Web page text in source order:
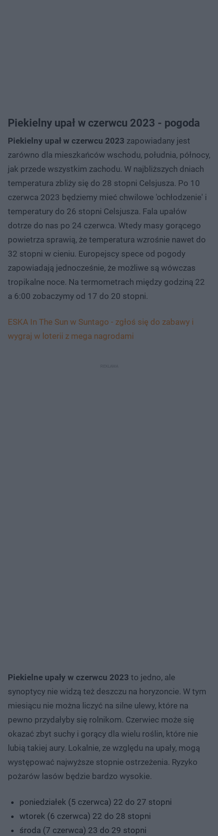
Piekielny upał w czerwcu 2023 - pogoda
Piekielny upał w czerwcu 2023 zapowiadany jest
zarówno dla mieszkańców wschodu, południa, północy,
jak przede wszystkim zachodu. W najbliższych dniach
temperatura zbliży się do 28 stopni Celsjusza. Po 10
czerwca 2023 będziemy mieć chwilowe 'ochłodzenie' i
temperatury do 26 stopni Celsjusza. Fala upałów
dotrze do nas po 24 czerwca. Wtedy masy gorącego
powietrza sprawią, że temperatura wzrośnie nawet do
32 stopni w cieniu. Europejscy spece od pogody
zapowiadają jednocześnie, że możliwe są wówczas
tropikalne noce. Na termometrach między godziną 22
a 6:00 zobaczymy od 17 do 20 stopni.
ESKA In The Sun w Suntago - zgłoś się do zabawy i
wygraj w loterii z mega nagrodami
Piekielne upały w czerwcu 2023 to jedno, ale
synoptycy nie widzą też deszczu na horyzoncie. W tym
miesiącu nie można liczyć na silne ulewy, które na
pewno przydałyby się rolnikom. Czerwiec może się
okazać zbyt suchy i gorący dla wielu roślin, które nie
lubią takiej aury. Lokalnie, ze względu na upały, mogą
występować najwyższe stopnie ostrzeżenia. Ryzyko
pożarów lasów będzie bardzo wysokie.
poniedziałek (5 czerwca) 22 do 27 stopni
wtorek (6 czerwca) 22 do 28 stopni
środa (7 czerwca) 23 do 29 stopni